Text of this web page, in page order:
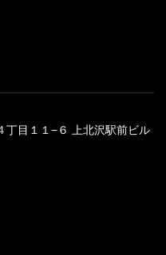
丁目１１−６ 上北沢駅前ビル